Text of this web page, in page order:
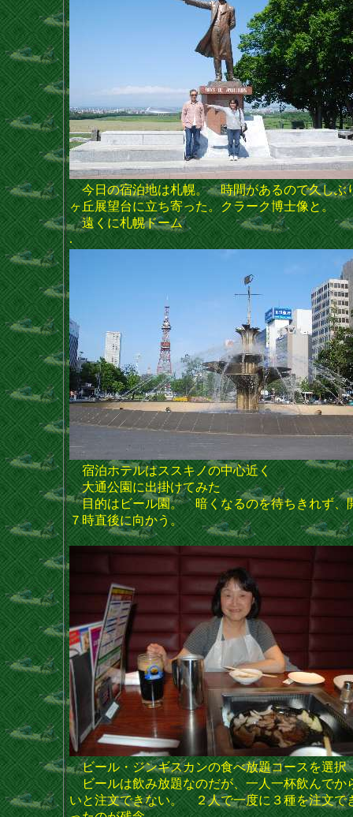
今日の宿泊地は札幌。 時間があるので久しぶ
ヶ丘展望台に立ち寄った。クラーク博士像と。
遠くに札幌ドーム
.
宿泊ホテルはススキノの中心近く
大通公園に出掛けてみた
目的はビール園。 暗くなるのを待ちきれず、
７時直後に向かう。
ビール・ジンギスカンの食べ放題コースを選択
ビールは飲み放題なのだが、一人一杯飲んでか
いと注文できない。 ２人で一度に３種を注文で